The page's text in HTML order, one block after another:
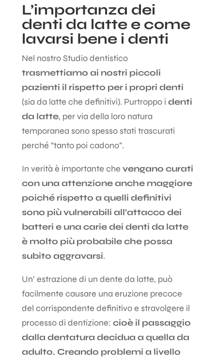
L’importanza dei
denti da latte e come
lavarsi bene i denti
Nel nostro Studio dentistico
trasmettiamo ai nostri piccoli
pazienti il rispetto per i propri denti
(sia da latte che definitivi). Purtroppo i denti
da latte, per via della loro natura
temporanea sono spesso stati trascurati
perché “tanto poi cadono”.
In verità è importante che vengano curati
con una attenzione anche maggiore
poiché rispetto a quelli definitivi
sono più vulnerabili all’attacco dei
batteri e una carie dei denti da latte
è molto più probabile che possa
subito aggravarsi.
Un’ estrazione di un dente da latte, può
facilmente causare una eruzione precoce
del corrispondente definitivo e stravolgere il
processo di dentizione: cioè il passaggio
dalla dentatura decidua a quella da
adulto. Creando problemi a livello